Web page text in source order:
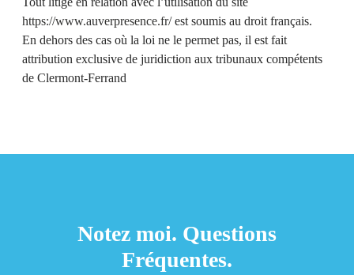
https://www.auverpresence.fr/est soumis au droit français.
En dehors des cas où la loi ne le permet pas, il est fait
attribution exclusive de juridiction aux tribunaux compétents
de Clermont-Ferrand
Notez moi. Questions
Fréquentes.